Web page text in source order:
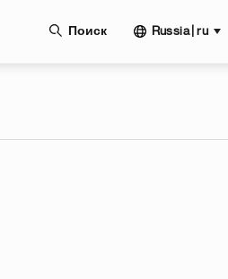
Поиск Russia | ru